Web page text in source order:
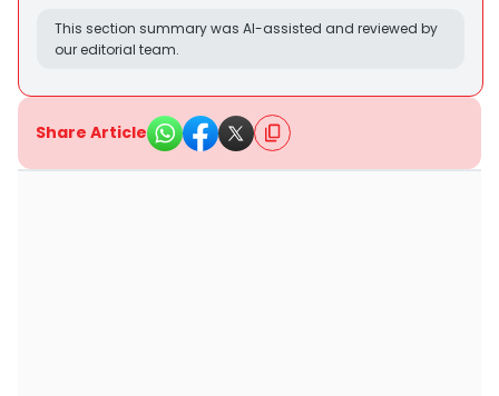
This section summary was AI-assisted and reviewed by
our editorial team.
Share Article